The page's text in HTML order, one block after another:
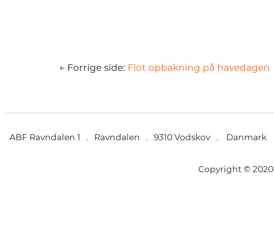
← Forrige side: Flot opbakning på havedagen
ABF Ravndalen 1 . Ravndalen . 9310 Vodskov . Danmark
Copyright ©